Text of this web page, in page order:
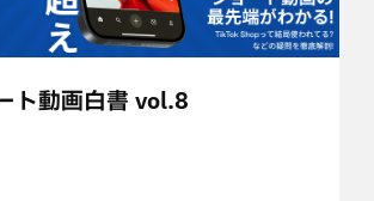
ト動画白書 vol.8